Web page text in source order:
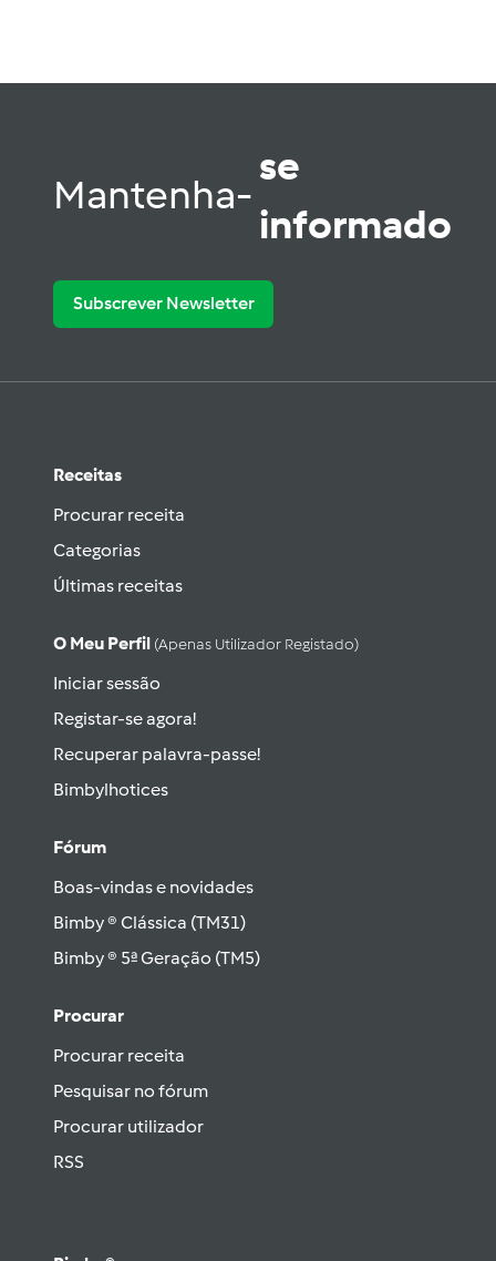
Mantenha-
se
informado
Subscrever Newsletter
Receitas
Procurar receita
Categorias
Últimas receitas
O Meu Perfil (apenas Utilizador Registado)
Iniciar sessão
Registar-se agora!
Recuperar palavra-passe!
Bimbylhotices
Fórum
Boas-vindas e novidades
Bimby ® Clássica (TM31)
Bimby ® 5ª Geração (TM5)
Procurar
Procurar receita
Pesquisar no fórum
Procurar utilizador
RSS